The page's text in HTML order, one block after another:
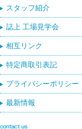
スタッフ紹介
誌上 工場見学会
相互リンク
特定商取引表記
プライバシーポリシー
最新情報